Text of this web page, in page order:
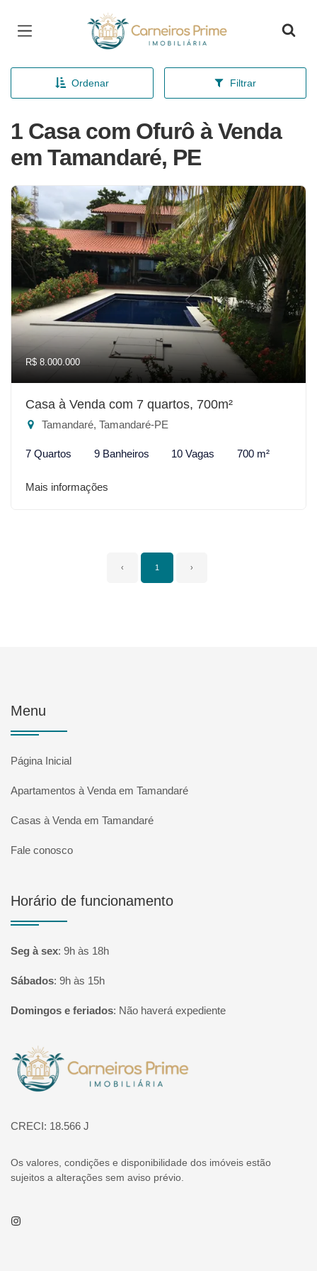
Página inicial
Ordenar Filtrar
1 Casa com Ofurô à Venda
em Tamandaré, PE
R$ 8.000.000
Casa à Venda com 7 quartos, 700m²
Tamandaré, Tamandaré-PE
7 Quartos 9 Banheiros 10 Vagas 700 m²
Mais informações
‹ 1 ›
Menu
Página Inicial
Apartamentos à Venda em Tamandaré
Casas à Venda em Tamandaré
Fale conosco
Horário de funcionamento
Seg à sex: 9h às 18h
Sábados: 9h às 15h
Domingos e feriados: Não haverá expediente
Página inicial
CRECI: 18.566 J
Os valores, condições e disponibilidade dos imóveis estão
sujeitos a alterações sem aviso prévio.
Instagram